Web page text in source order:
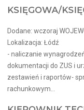
KSIĘGOWA/
Dodane: wczoraj
Lokalizacja: Łódź
- naliczanie
dokumentacji do ZUS i
zestawień i raportów-
rachunkowym...